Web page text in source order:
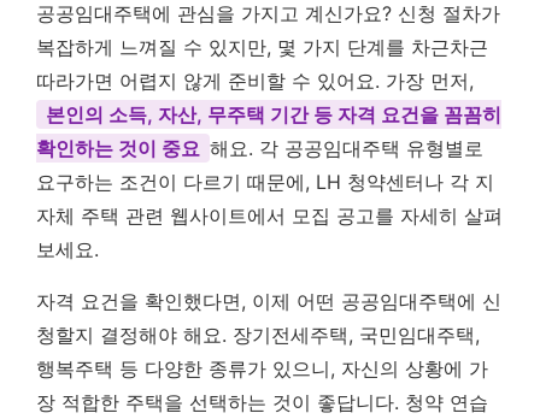
공공임대주택에 관심을 가지고 계신가요? 신청 절차가
복잡하게 느껴질 수 있지만, 몇 가지 단계를 차근차근
따라가면 어렵지 않게 준비할 수 있어요. 가장 먼저,
본인의 소득, 자산, 무주택 기간 등 자격 요건을 꼼꼼히
확인하는 것이 중요 해요. 각 공공임대주택 유형별로
요구하는 조건이 다르기 때문에, LH 청약센터나 각 지
자체 주택 관련 웹사이트에서 모집 공고를 자세히 살펴
보세요.
자격 요건을 확인했다면, 이제 어떤 공공임대주택에 신
청할지 결정해야 해요. 장기전세주택, 국민임대주택,
행복주택 등 다양한 종류가 있으니, 자신의 상황에 가
장 적합한 주택을 선택하는 것이 좋답니다. 청약 연습